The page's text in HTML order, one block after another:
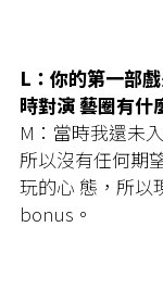
L：你的第一部
時對演 藝圈有什
M：當時我還未
所以沒有任何期
玩的心 態，所以
bonus。